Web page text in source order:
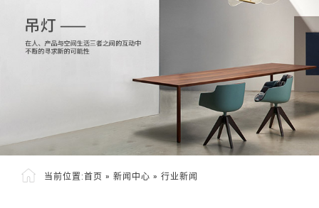
当前位置:首页 » 新闻中心 » 行业新闻